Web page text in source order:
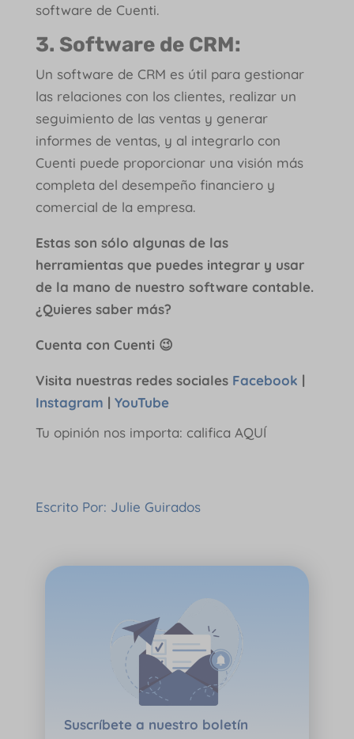
software de Cuenti.
3. Software de CRM:
Un software de CRM es útil para gestionar
las relaciones con los clientes, realizar un
seguimiento de las ventas y generar
informes de ventas, y al integrarlo con
Cuenti puede proporcionar una visión más
completa del desempeño financiero y
comercial de la empresa.
Estas son sólo algunas de las
herramientas que puedes integrar y usar
de la mano de nuestro software contable.
¿Quieres saber más?
Cuenta con Cuenti 😉
Visita nuestras redes sociales Facebook |
Instagram | YouTube
Tu opinión nos importa: califica AQUÍ
Escrito Por: Julie Guirados
Suscríbete a nuestro boletín